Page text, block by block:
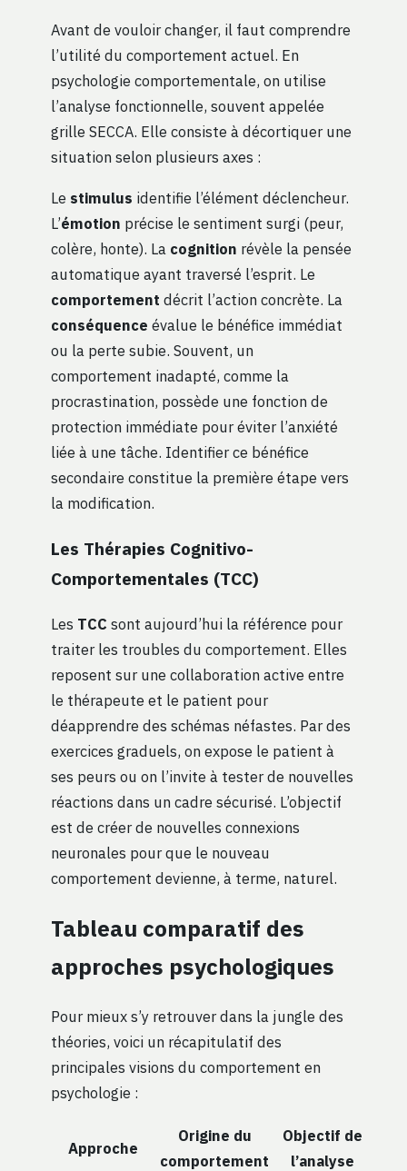
Avant de vouloir changer, il faut comprendre
l’utilité du comportement actuel. En
psychologie comportementale, on utilise
l’analyse fonctionnelle, souvent appelée
grille SECCA. Elle consiste à décortiquer une
situation selon plusieurs axes :
Le stimulus identifie l’élément déclencheur.
L’émotion précise le sentiment surgi (peur,
colère, honte). La cognition révèle la pensée
automatique ayant traversé l’esprit. Le
comportement décrit l’action concrète. La
conséquence évalue le bénéfice immédiat
ou la perte subie. Souvent, un
comportement inadapté, comme la
procrastination, possède une fonction de
protection immédiate pour éviter l’anxiété
liée à une tâche. Identifier ce bénéfice
secondaire constitue la première étape vers
la modification.
Les Thérapies Cognitivo-
Comportementales (TCC)
Les TCC sont aujourd’hui la référence pour
traiter les troubles du comportement. Elles
reposent sur une collaboration active entre
le thérapeute et le patient pour
déapprendre des schémas néfastes. Par des
exercices graduels, on expose le patient à
ses peurs ou on l’invite à tester de nouvelles
réactions dans un cadre sécurisé. L’objectif
est de créer de nouvelles connexions
neuronales pour que le nouveau
comportement devienne, à terme, naturel.
Tableau comparatif des
approches psychologiques
Pour mieux s’y retrouver dans la jungle des
théories, voici un récapitulatif des
principales visions du comportement en
psychologie :
Approche
Origine du
comportement
Objectif de
l’analyse